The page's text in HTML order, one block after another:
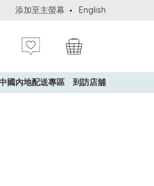
5%簽賬回贈！ 購買一般貨品(冷凍食
添加至主螢幕 English
國內地配送專區 到訪店舖